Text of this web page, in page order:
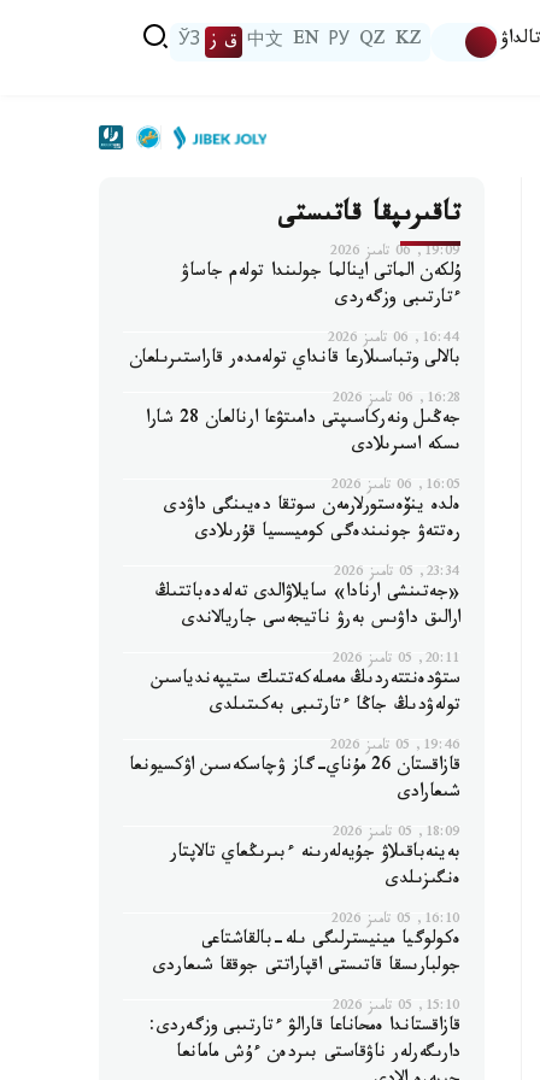
تالداۋ KZ
QZ
РУ
EN
中文 ق ز ЎЗ
تاقىرىپقا قاتىستى
19:09, 06 تامىز 2026
ۇلكەن الماتى اينالما جولىندا تولەم جاساۋ
ءتارتىبى وزگەردى
16:44, 06 تامىز 2026
بالالى وتباسىلارعا قانداي تولەمدەر قاراستىرىلعان
16:28, 06 تامىز 2026
جەڭىل ونەركاسىپتى دامىتۋعا ارنالعان 28 شارا
ىسكە اسىرىلادى
16:05, 06 تامىز 2026
ەلدە ينۆەستورلارمەن سوتقا دەيىنگى داۋدى
رەتتەۋ جونىندەگى كوميسسيا قۇرىلادى
23:34, 05 تامىز 2026
«جەتىنشى ارنادا» سايلاۋالدى تەلەدەباتتىڭ
ارالىق داۋىس بەرۋ ناتيجەسى جاريالاندى
20:11, 05 تامىز 2026
ستۋدەنتتەردىڭ مەملەكەتتىك ستيپەندياسىن
تولەۋدىڭ جاڭا ءتارتىبى بەكىتىلدى
19:46, 05 تامىز 2026
قازاقستان 26 مۇناي-گاز ۋچاسكەسىن اۋكسيونعا
شىعارادى
18:09, 05 تامىز 2026
بەينەباقىلاۋ جۇيەلەرىنە ءبىرىڭعاي تالاپتار
ەنگىزىلدى
16:10, 05 تامىز 2026
ەكولوگيا مينيسترلىگى ىلە-بالقاشتاعى
جولبارىسقا قاتىستى اقپاراتتى جوققا شىعاردى
15:10, 05 تامىز 2026
قازاقستاندا ەمحاناعا قارالۋ ءتارتىبى وزگەردى:
دارىگەرلەر ناۋقاستى بىردەن ءۇش مامانعا